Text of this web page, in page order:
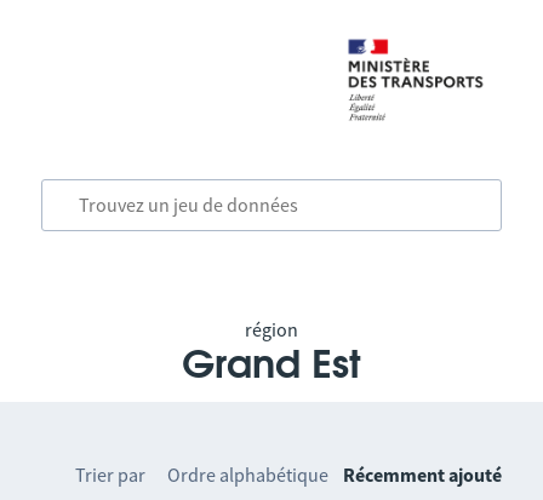
région
Grand Est
Trier par Ordre alphabétique Récemment ajouté